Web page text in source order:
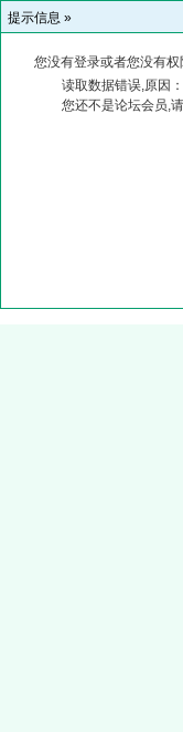
提示信息 »
您没有登录或者您没有
读取数据错误,原因
您还不是论坛会员,